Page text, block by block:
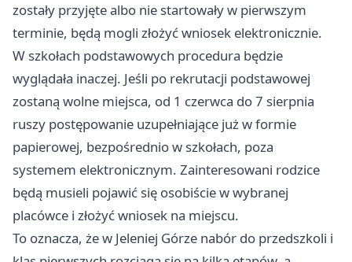
zostały przyjęte albo nie startowały w pierwszym
terminie, będą mogli złożyć wniosek elektronicznie.
W szkołach podstawowych procedura będzie
wyglądała inaczej. Jeśli po rekrutacji podstawowej
zostaną wolne miejsca, od 1 czerwca do 7 sierpnia
ruszy postępowanie uzupełniające już w formie
papierowej, bezpośrednio w szkołach, poza
systemem elektronicznym. Zainteresowani rodzice
będą musieli pojawić się osobiście w wybranej
placówce i złożyć wniosek na miejscu.
To oznacza, że w Jeleniej Górze nabór do przedszkoli i